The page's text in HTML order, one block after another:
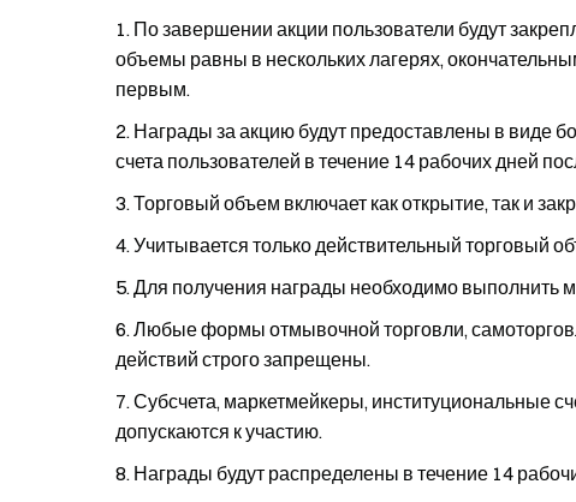
По завершении акции пользователи будут
объемы равны в нескольких лагерях,
первым.
Награды за акцию будут предоставлены в виде
счета пользователей в течение 14 рабочих дней
Торговый объем включает как открытие, так и
Учитывается только действительный торговый
Для получения награды необходимо выполнить
Любые формы отмывочной торговли,
действий строго запрещены.
Субсчета, маркетмейкеры, институциональные
допускаются к участию.
Награды будут распределены в течение 14